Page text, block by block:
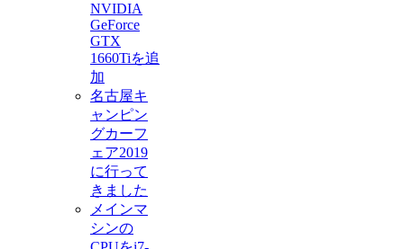
NVIDIA
GeForce
GTX
1660Tiを追
加
名古屋キ
ャンピン
グカーフ
ェア2019
に行って
きました
メインマ
シンの